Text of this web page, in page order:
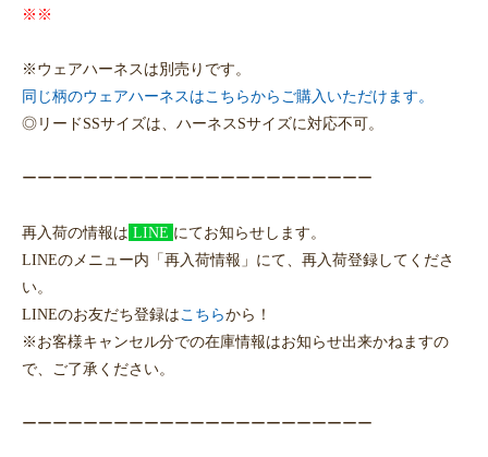
※※
※ウェアハーネスは別売りです。
同じ柄のウェアハーネスはこちらからご購入いただけます。
◎リードSSサイズは、ハーネスSサイズに対応不可。
ーーーーーーーーーーーーーーーーーーーーーーー
再入荷の情報は LINE にてお知らせします。
LINEのメニュー内「再入荷情報」にて、再入荷登録してくださ
い。
LINEのお友だち登録はこちらから！
※お客様キャンセル分での在庫情報はお知らせ出来かねますの
で、ご了承ください。
ーーーーーーーーーーーーーーーーーーーーーーー